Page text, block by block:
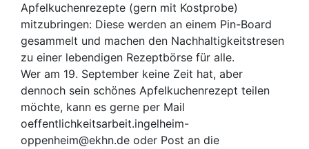
Apfelkuchenrezepte (gern mit Kostprobe)
mitzubringen: Diese werden an einem Pin-Board
gesammelt und machen den Nachhaltigkeitstresen
zu einer lebendigen Rezeptbörse für alle.
Wer am 19. September keine Zeit hat, aber
dennoch sein schönes Apfelkuchenrezept teilen
möchte, kann es gerne per Mail
oeffentlichkeitsarbeit.ingelheim-
oppenheim@ekhn.de oder Post an die